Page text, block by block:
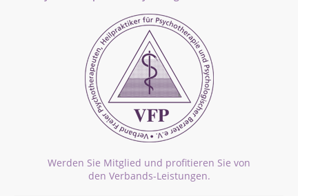
Werden Sie Mitglied und profitieren Sie von
den Verbands-Leistungen.